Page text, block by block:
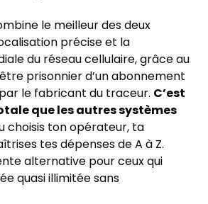
le meilleur des deux
précise et la
du réseau cellulaire, grâce au
prisonnier d’un abonnement
le fabricant du traceur. C’est
que les autres systèmes
choisis ton opérateur, ta
tes dépenses de A à Z.
alternative pour ceux qui
quasi illimitée sans